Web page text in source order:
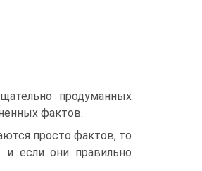
продуманных
фактов.
просто фактов, то
и если они правильно